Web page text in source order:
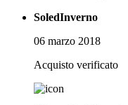
SoledInverno
06 marzo 2018
Acquisto verificato